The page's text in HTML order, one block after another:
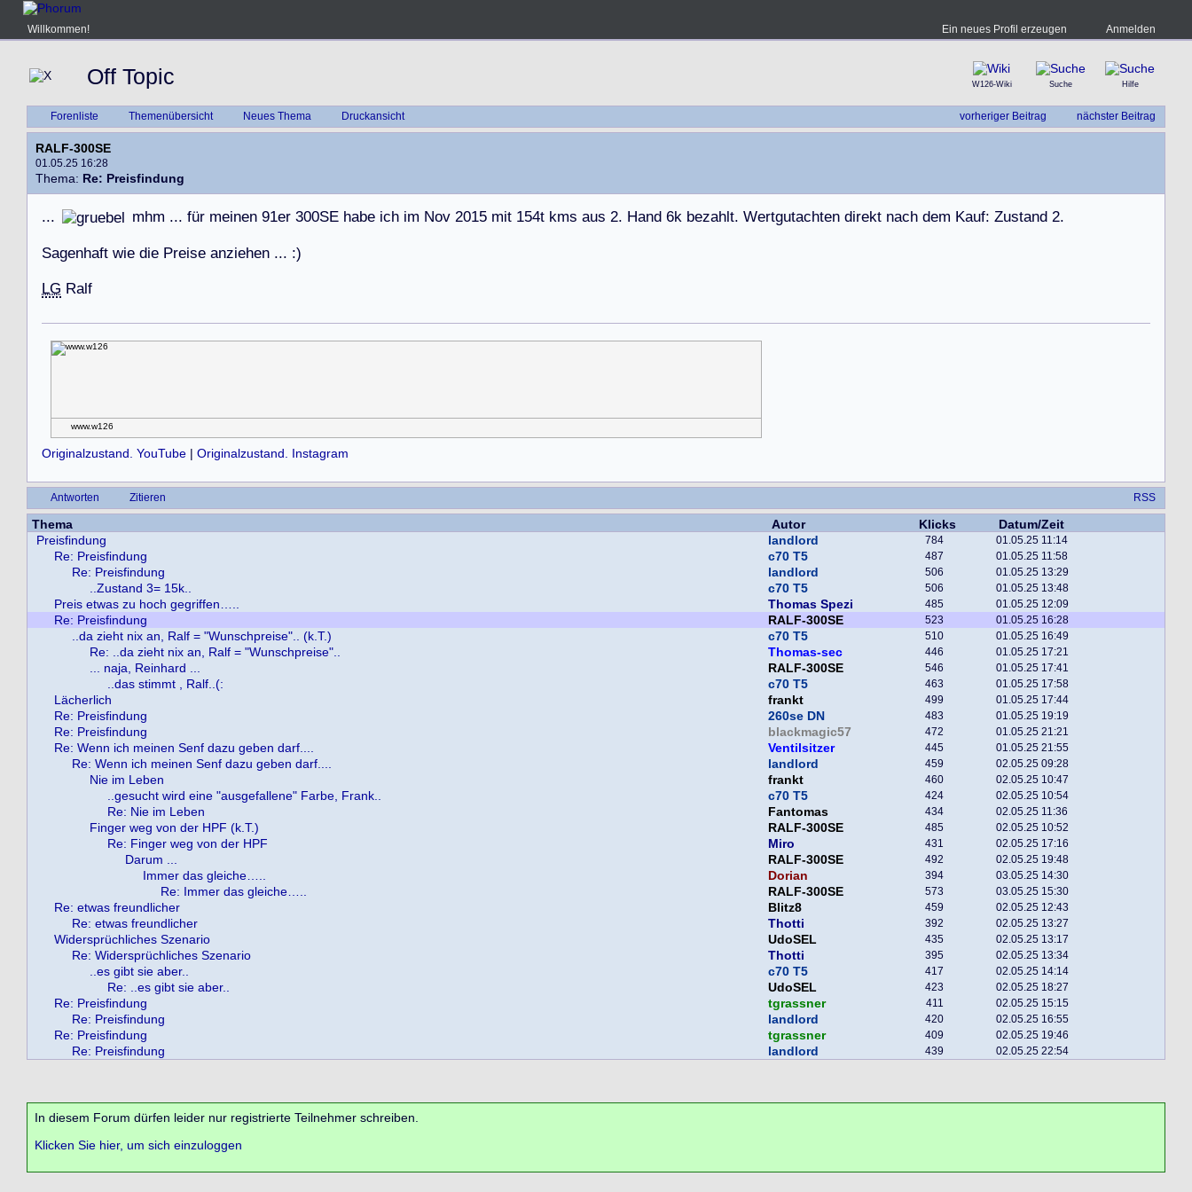
Willkommen! Ein neues Profil erzeugen Anmelden
Off Topic W126-Wiki Suche Hilfe
vorheriger Beitrag nächster Beitrag
Forenliste Themenübersicht Neues Thema Druckansicht
RALF-300SE
01.05.25 16:28
Thema: Re: Preisfindung
... mhm ... für meinen 91er 300SE habe ich im Nov 2015 mit 154t kms aus 2. Hand 6k bezahlt. Wertgutachten direkt nach dem Kauf: Zustand 2.
Sagenhaft wie die Preise anziehen ... :)
LG Ralf
www.w126
Originalzustand. YouTube Originalzustand. Instagram
Antworten Zitieren RSS
Thema Autor Klicks
Datum/Zeit
Preisfindung
landlord 784 01.05.25 11:14
Re: Preisfindung c70 T5 487 01.05.25 11:58
Re: Preisfindung landlord 506 01.05.25 13:29
..Zustand 3= 15k.. c70 T5 506 01.05.25 13:48
Preis etwas zu hoch gegriffen….. Thomas Spezi 485 01.05.25 12:09
Re: Preisfindung RALF-300SE 523 01.05.25 16:28
..da zieht nix an, Ralf = "Wunschpreise".. (k.T.) c70 T5 510 01.05.25 16:49
Re: ..da zieht nix an, Ralf = "Wunschpreise".. Thomas-sec 446 01.05.25 17:21
... naja, Reinhard ... RALF-300SE 546 01.05.25 17:41
..das stimmt , Ralf..(: c70 T5 463 01.05.25 17:58
Lächerlich frankt 499 01.05.25 17:44
Re: Preisfindung 260se DN 483 01.05.25 19:19
Re: Preisfindung blackmagic57 472 01.05.25 21:21
Re: Wenn ich meinen Senf dazu geben darf.... Ventilsitzer 445 01.05.25 21:55
Re: Wenn ich meinen Senf dazu geben darf.... landlord 459 02.05.25 09:28
Nie im Leben frankt 460 02.05.25 10:47
..gesucht wird eine "ausgefallene" Farbe, Frank.. c70 T5 424 02.05.25 10:54
Re: Nie im Leben Fantomas 434 02.05.25 11:36
Finger weg von der HPF (k.T.) RALF-300SE 485 02.05.25 10:52
Re: Finger weg von der HPF Miro 431 02.05.25 17:16
Darum ... RALF-300SE 492 02.05.25 19:48
Immer das gleiche….. Dorian 394 03.05.25 14:30
Re: Immer das gleiche….. RALF-300SE 573 03.05.25 15:30
Re: etwas freundlicher Blitz8 459 02.05.25 12:43
Re: etwas freundlicher Thotti 392 02.05.25 13:27
Widersprüchliches Szenario UdoSEL 435 02.05.25 13:17
Re: Widersprüchliches Szenario Thotti 395 02.05.25 13:34
..es gibt sie aber.. c70 T5 417 02.05.25 14:14
Re: ..es gibt sie aber.. UdoSEL 423 02.05.25 18:27
Re: Preisfindung tgrassner 411 02.05.25 15:15
Re: Preisfindung landlord 420 02.05.25 16:55
Re: Preisfindung tgrassner 409 02.05.25 19:46
Re: Preisfindung landlord 439 02.05.25 22:54
In diesem Forum dürfen leider nur registrierte Teilnehmer schreiben.
Klicken Sie hier, um sich einzuloggen